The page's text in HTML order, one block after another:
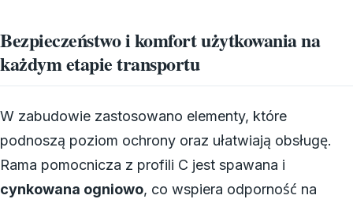
Bezpieczeństwo i komfort użytkowania na
każdym etapie transportu
W zabudowie zastosowano elementy, które
podnoszą poziom ochrony oraz ułatwiają obsługę.
Rama pomocnicza z profili C jest spawana i
cynkowana ogniowo, co wspiera odporność na